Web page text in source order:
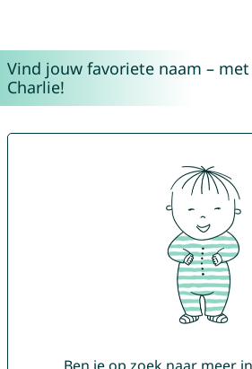
Vind jouw favoriete naam –
Charlie!